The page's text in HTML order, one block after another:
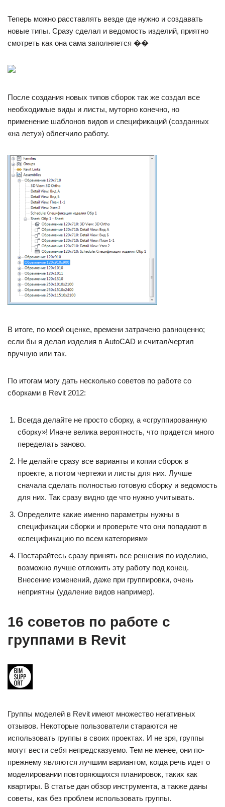
Теперь можно расставлять везде где нужно и создавать
новые типы. Сразу сделал и ведомость изделий, приятно
смотреть как она сама заполняется ��
После создания новых типов сборок так же создал все
необходимые виды и листы, муторно конечно, но
применение шаблонов видов и спецификаций (созданных
«на лету») облегчило работу.
В итоге, по моей оценке, времени затрачено равноценно;
если бы я делал изделия в AutoCAD и считал/чертил
вручную или так.
По итогам могу дать несколько советов по работе со
сборками в Revit 2012:
Всегда делайте не просто сборку, а «сгруппированную
сборку»! Иначе велика вероятность, что придется много
переделать заново.
Не делайте сразу все варианты и копии сборок в
проекте, а потом чертежи и листы для них. Лучше
сначала сделать полностью готовую сборку и ведомость
для них. Так сразу видно где что нужно учитывать.
Определите какие именно параметры нужны в
спецификации сборки и проверьте что они попадают в
«спецификацию по всем категориям»
Постарайтесь сразу принять все решения по изделию,
возможно лучше отложить эту работу под конец.
Внесение изменений, даже при группировки, очень
неприятны (удаление видов например).
16 советов по работе с
группами в Revit
Группы моделей в Revit имеют множество негативных
отзывов. Некоторые пользователи стараются не
использовать группы в своих проектах. И не зря, группы
могут вести себя непредсказуемо. Тем не менее, они по-
прежнему являются лучшим вариантом, когда речь идет о
моделировании повторяющихся планировок, таких как
квартиры. В статье дан обзор инструмента, а также даны
советы, как без проблем использовать группы.